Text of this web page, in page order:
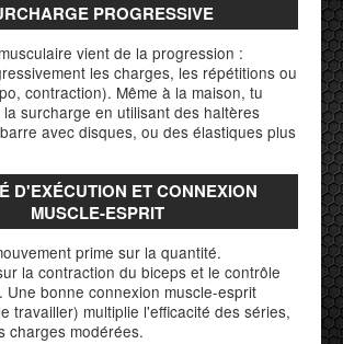
PROGRESSIVE
vient de la progression :
les charges, les répétitions ou
contraction). Même à la maison, tu
surcharge en utilisant des haltères
avec disques, ou des élastiques plus
D'EXÉCUTION ET CONNEXION
MUSCLE-ESPRIT
prime sur la quantité.
la contraction du biceps et le contrôle
Une bonne connexion muscle-esprit
travailler) multiplie l'efficacité des séries,
charges modérées.